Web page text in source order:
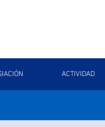
ACTIVIDAD